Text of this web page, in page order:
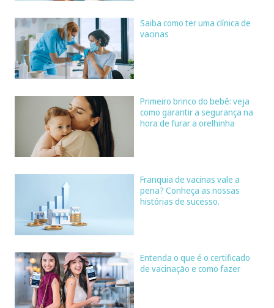
Saiba como ter uma clínica de
vacinas
Primeiro brinco do bebê: veja
como garantir a segurança na
hora de furar a orelhinha
Franquia de vacinas vale a
pena? Conheça as nossas
histórias de sucesso.
Entenda o que é o certificado
de vacinação e como fazer